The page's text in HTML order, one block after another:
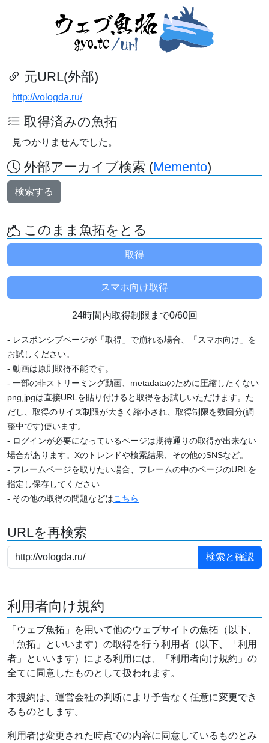
元URL(外部)
http://vologda.ru/
取得済みの魚拓
見つかりませんでした。
外部アーカイブ検索 (Memento)
検索する
このまま魚拓をとる
24時間内取得制限まで0/60回
- レスポンシブページが「取得」で崩れる場合、「スマホ向け」を
お試しください。
- 動画は原則取得不能です。
- 一部の非ストリーミング動画、metadataのために圧縮したくない
png,jpgは直接URLを貼り付けると取得をお試しいただけます。た
だし、取得のサイズ制限が大きく縮小され、取得制限を数回分(調
整中です)使います。
- ログインが必要になっているページは期待通りの取得が出来ない
場合があります。Xのトレンドや検索結果、その他のSNSなど。
- フレームページを取りたい場合、フレームの中のページのURLを
指定し保存してください
- その他の取得の問題などはこちら
URLを再検索
利用者向け規約
「ウェブ魚拓」を用いて他のウェブサイトの魚拓（以下、
「魚拓」といいます）の取得を行う利用者（以下、「利用
者」といいます）による利用には、「利用者向け規約」の
全てに同意したものとして扱われます。
本規約は、運営会社の判断により予告なく任意に変更でき
るものとします。
利用者は変更された時点での内容に同意しているものとみ